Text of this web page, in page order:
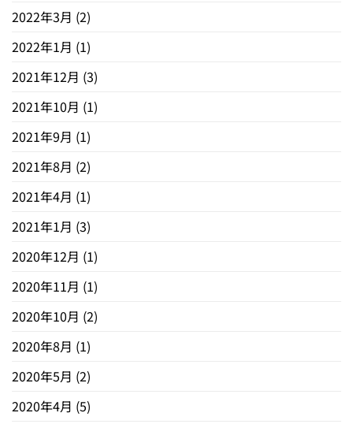
2022年3月 (2)
2022年1月 (1)
2021年12月 (3)
2021年10月 (1)
2021年9月 (1)
2021年8月 (2)
2021年4月 (1)
2021年1月 (3)
2020年12月 (1)
2020年11月 (1)
2020年10月 (2)
2020年8月 (1)
2020年5月 (2)
2020年4月 (5)